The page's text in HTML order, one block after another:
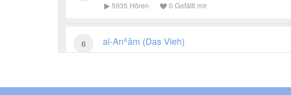
5935 Hören 0 Gefällt mir
6 al-Anʿām (Das Vieh)